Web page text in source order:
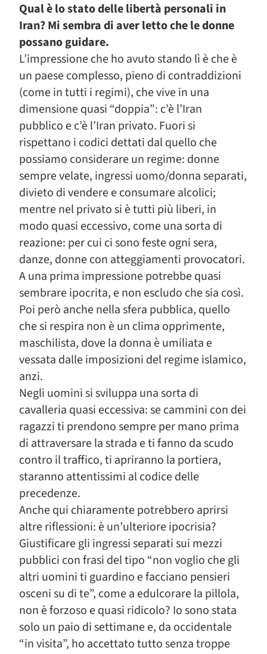
Qual è lo stato delle libertà personali in
Iran? Mi sembra di aver letto che le donne
possano guidare.
L’impressione che ho avuto stando lì è che è
un paese complesso, pieno di contraddizioni
(come in tutti i regimi), che vive in una
dimensione quasi “doppia”: c’è l’Iran
pubblico e c’è l’Iran privato. Fuori si
rispettano i codici dettati dal quello che
possiamo considerare un regime: donne
sempre velate, ingressi uomo/donna separati,
divieto di vendere e consumare alcolici;
mentre nel privato si è tutti più liberi, in
modo quasi eccessivo, come una sorta di
reazione: per cui ci sono feste ogni sera,
danze, donne con atteggiamenti provocatori.
A una prima impressione potrebbe quasi
sembrare ipocrita, e non escludo che sia così.
Poi però anche nella sfera pubblica, quello
che si respira non è un clima opprimente,
maschilista, dove la donna è umiliata e
vessata dalle imposizioni del regime islamico,
anzi.
Negli uomini si sviluppa una sorta di
cavalleria quasi eccessiva: se cammini con dei
ragazzi ti prendono sempre per mano prima
di attraversare la strada e ti fanno da scudo
contro il traffico, ti apriranno la portiera,
staranno attentissimi al codice delle
precedenze.
Anche qui chiaramente potrebbero aprirsi
altre riflessioni: è un’ulteriore ipocrisia?
Giustificare gli ingressi separati sui mezzi
pubblici con frasi del tipo “non voglio che gli
altri uomini ti guardino e facciano pensieri
osceni su di te”, come a edulcorare la pillola,
non è forzoso e quasi ridicolo? Io sono stata
solo un paio di settimane e, da occidentale
“in visita”, ho accettato tutto senza troppe